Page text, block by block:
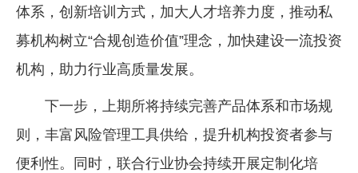
体系，创新培训方式，加大人才培养力度，推动私
募机构树立“合规创造价值”理念，加快建设一流投资
机构，助力行业高质量发展。
下一步，上期所将持续完善产品体系和市场规
则，丰富风险管理工具供给，提升机构投资者参与
便利性。同时，联合行业协会持续开展定制化培